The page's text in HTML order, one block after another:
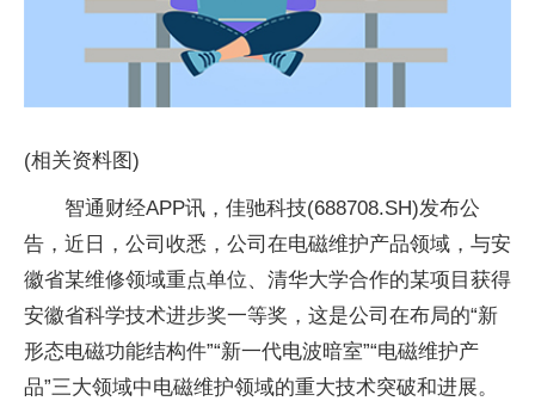
(相关资料图)
智通财经APP讯，佳驰科技(688708.SH)发布公
告，近日，公司收悉，公司在电磁维护产品领域，与安
徽省某维修领域重点单位、清华大学合作的某项目获得
安徽省科学技术进步奖一等奖，这是公司在布局的“新
形态电磁功能结构件”“新一代电波暗室”“电磁维护产
品”三大领域中电磁维护领域的重大技术突破和进展。